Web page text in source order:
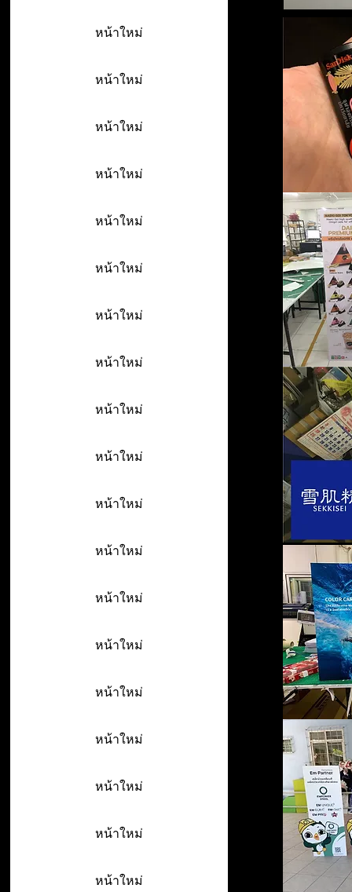
หน้าใหม่
หน้าใหม่
หน้าใหม่
หน้าใหม่
หน้าใหม่
หน้าใหม่
หน้าใหม่
หน้าใหม่
หน้าใหม่
หน้าใหม่
หน้าใหม่
หน้าใหม่
หน้าใหม่
หน้าใหม่
หน้าใหม่
หน้าใหม่
หน้าใหม่
หน้าใหม่
หน้าใหม่